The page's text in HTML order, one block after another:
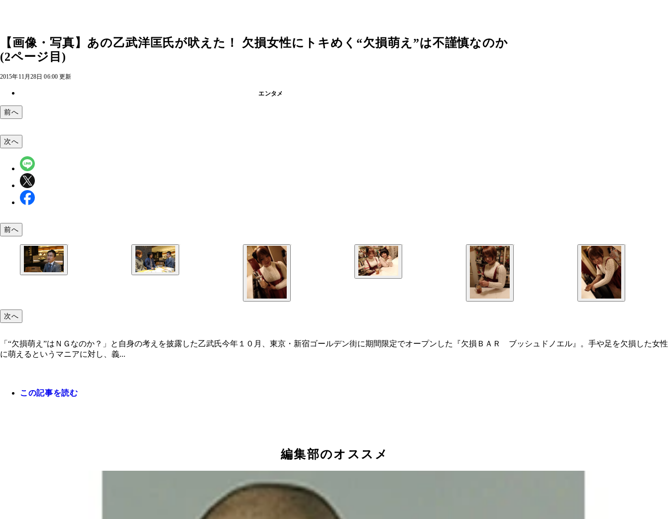
【画像・写真】あの乙武洋匡氏が吠えた！ 欠損女性にトキめく“欠損萌え”は不謹慎なのか
(2ページ目)
2015年11月28日 06:00 更新
エンタメ
前へ
次へ
前へ
次へ
「“欠損萌え”はＮＧなのか？」と自身の考えを披露した乙武氏今年１０月、東京・新宿ゴールデン街に期間限定でオープンした『欠損ＢＡＲ ブッシュドノエル』。手や足を欠損した女性
に萌えるというマニアに対し、義...
この記事を読む
編集部のオススメ